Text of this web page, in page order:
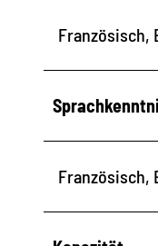
Französisch,
Französisch,